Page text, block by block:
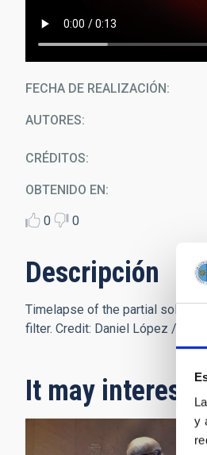
y
FECHA DE REALIZACIÓN
AUTORES
CRÉDITOS
OBTENIDO EN
0 0
Descripción
Timelapse of the partial solar
filter. Credit: Daniel López / IAC
It may interest